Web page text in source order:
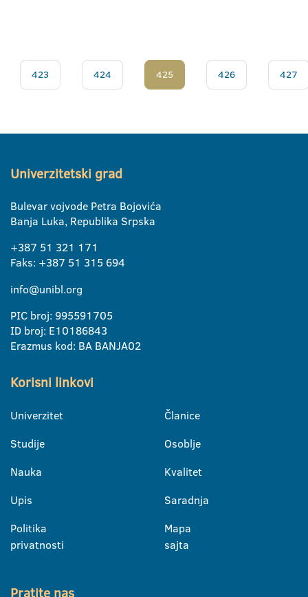
423 424 425 426 427
Univerzitetski grad
Bulevar vojvode Petra Bojovića
Banja Luka, Republika Srpska
+387 51 321 171
Faks: +387 51 315 694
info@unibl.org
PIC broj: 995591705
ID broj: E10186843
Erazmus kod: BA BANJA02
Korisni linkovi
Univerzitet
Studije
Nauka
Upis
Politika
privatnosti
Članice
Osoblje
Kvalitet
Saradnja
Mapa
sajta
Pratite nas